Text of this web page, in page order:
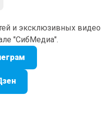
и эксклюзивных видео
"СибМедиа".